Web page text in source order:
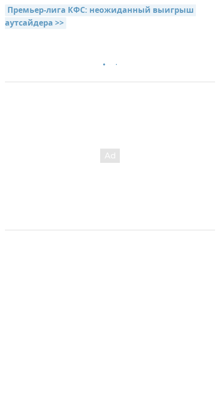
Премьер-лига КФС: неожиданный выигрыш
аутсайдера >>